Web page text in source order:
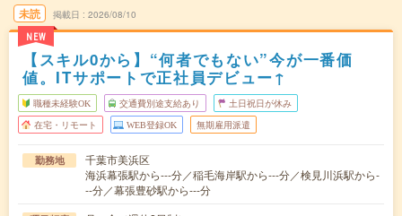
未読
NEW
掲載日 2026/08/10
【スキル0から】“何者でもない”今が一番価
値。ITサポートで正社員デビュー↑
職種未経験OK 交通費別途支給あり 土日祝日が休み
在宅・リモート WEB登録OK 無期雇用派遣
勤務地
千葉市美浜区
海浜幕張駅から---分／稲毛海岸駅から---分／検見川浜駅から-
--分／幕張豊砂駅から---分